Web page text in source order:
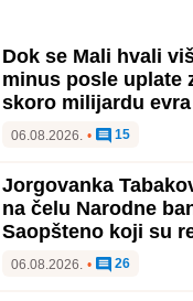
Dok se Mali hvali
minus posle uplate
skoro milijardu evra
06.08.2026. • 15
Jorgovanka
na čelu Narodne
Saopšteno koji su
06.08.2026. • 26